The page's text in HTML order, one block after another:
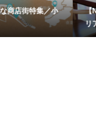
】薪釜ピザとイタ
お店「La Spiaggina（ラ
ジーナ）」